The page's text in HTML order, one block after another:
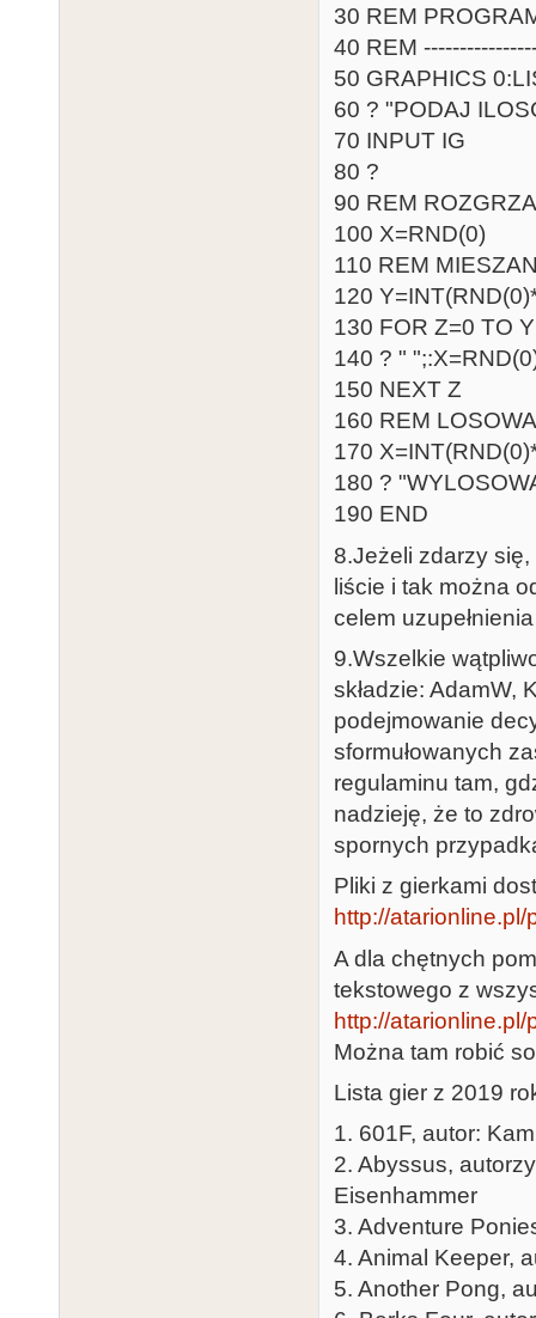
30 REM
40 REM
50 GRAPHICS
60 ? "PODAJ
70 INPUT IG
80 ?
90 REM
100 X=RND(0)
110 REM
120
130 FOR Z=0 TO Y
140 ? "
150 NEXT Z
160 REM
170
180 ?
190 END
8.Jeżeli zdarzy
liście i tak można
celem
9.Wszelkie
składzie: AdamW,
podejmowanie
sformułowanych
regulaminu tam,
nadzieję, że to
spornych
Pliki z gierkami
http://
A dla chętnych
tekstowego z
http://
Można tam robić
Lista gier z 2019
1. 601F, autor:
2. Abyssus,
Eisenhammer
3. Adventure
4. Animal Keeper,
5. Another Pong,